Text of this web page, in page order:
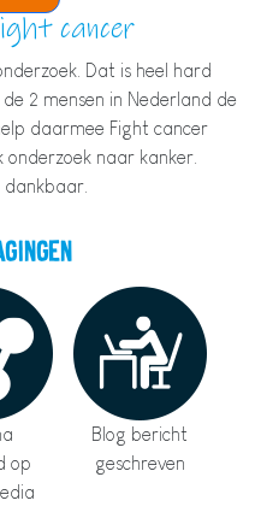
cancer
Dat is heel hard
2 mensen in Nederland de
daarmee Fight cancer
naar kanker.
dankbaar.
op
Blog bericht
geschreven